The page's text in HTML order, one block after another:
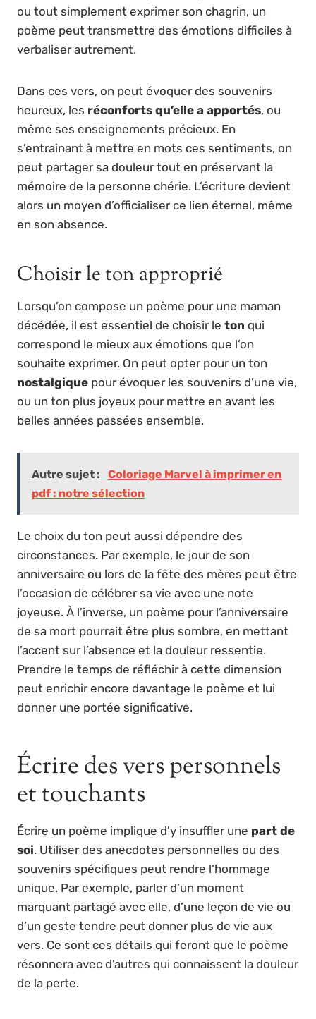
ou tout simplement exprimer son chagrin, un
poème peut transmettre des émotions difficiles à
verbaliser autrement.
Dans ces vers, on peut évoquer des souvenirs
heureux, les réconforts qu’elle a apportés, ou
même ses enseignements précieux. En
s’entrainant à mettre en mots ces sentiments, on
peut partager sa douleur tout en préservant la
mémoire de la personne chérie. L’écriture devient
alors un moyen d’officialiser ce lien éternel, même
en son absence.
Choisir le ton approprié
Lorsqu’on compose un poème pour une maman
décédée, il est essentiel de choisir le ton qui
correspond le mieux aux émotions que l’on
souhaite exprimer. On peut opter pour un ton
nostalgique pour évoquer les souvenirs d’une vie,
ou un ton plus joyeux pour mettre en avant les
belles années passées ensemble.
Autre sujet :
Coloriage Marvel à imprimer en
pdf : notre sélection
Le choix du ton peut aussi dépendre des
circonstances. Par exemple, le jour de son
anniversaire ou lors de la fête des mères peut être
l’occasion de célébrer sa vie avec une note
joyeuse. À l’inverse, un poème pour l’anniversaire
de sa mort pourrait être plus sombre, en mettant
l’accent sur l’absence et la douleur ressentie.
Prendre le temps de réfléchir à cette dimension
peut enrichir encore davantage le poème et lui
donner une portée significative.
Écrire des vers personnels
et touchants
Écrire un poème implique d’y insuffler une part de
soi. Utiliser des anecdotes personnelles ou des
souvenirs spécifiques peut rendre l’hommage
unique. Par exemple, parler d’un moment
marquant partagé avec elle, d’une leçon de vie ou
d’un geste tendre peut donner plus de vie aux
vers. Ce sont ces détails qui feront que le poème
résonnera avec d’autres qui connaissent la douleur
de la perte.